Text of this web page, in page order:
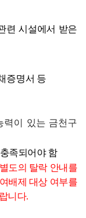
련 시설에서 받은
증명서 등
력이 있는 금천구
족되어야 함
도의 탈락 안내를
배제 대상 여부를
니다.